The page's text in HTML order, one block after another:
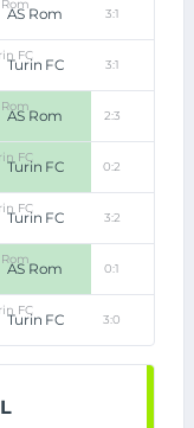
AS Rom 3:1
Turin FC 3:1
AS Rom 2:3
Turin FC 0:2
Turin FC 3:2
AS Rom 0:1
Turin FC 3:0